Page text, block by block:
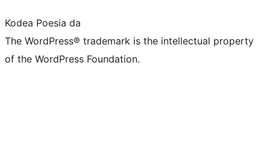
Kodea Poesia da
The WordPress® trademark is the intellectual property
of the WordPress Foundation.